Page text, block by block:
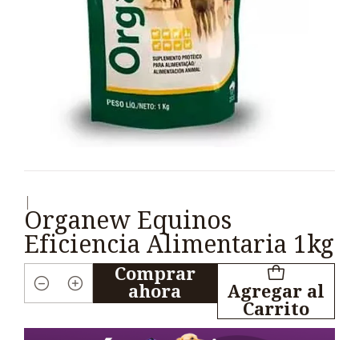
Organew Equinos
Eficiencia Alimentaria 1kg
Cantidad
Agregar al
Carrito
Comprar
ahora